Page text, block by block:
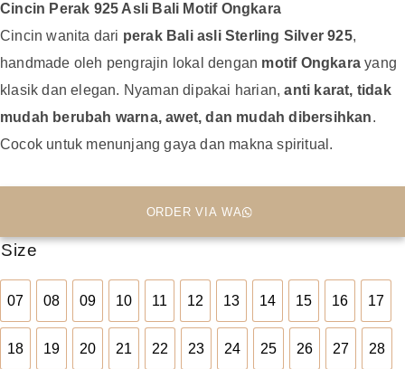
Cincin Perak 925 Asli Bali Motif Ongkara
Cincin wanita dari perak Bali asli Sterling Silver 925,
handmade oleh pengrajin lokal dengan motif Ongkara yang
klasik dan elegan. Nyaman dipakai harian,anti karat, tidak
mudah berubah warna, awet, dan mudah dibersihkan.
Cocok untuk menunjang gaya dan makna spiritual.
ORDER VIA WA
Size
07
07
08
08
09
09
10
10
11
11
12
12
13
13
14
14
15
15
16
16
17
17
18
18
19
19
20
20
21
21
22
22
23
23
24
24
25
25
26
26
27
27
28
28